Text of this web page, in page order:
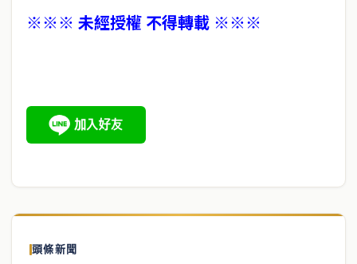
※※※ 未經授權 不得轉載 ※※※
頭條新聞